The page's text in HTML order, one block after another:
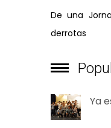
De una
derrotas
Ya